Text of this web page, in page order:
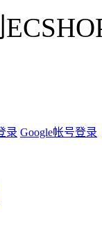
录 Google帐号登录